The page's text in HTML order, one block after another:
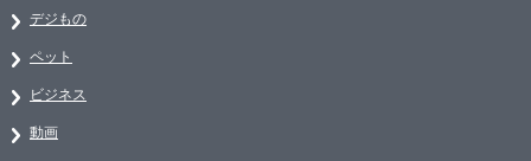
デジもの
ペット
ビジネス
動画